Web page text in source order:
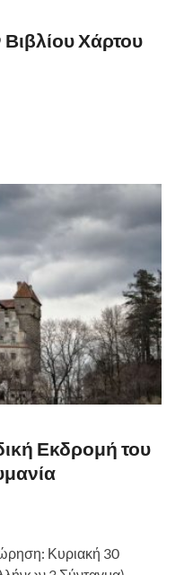
Χάρτου
Εκδρομή του
Κυριακή 30